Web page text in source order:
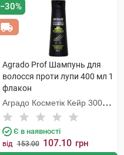
−30%
Agrado Prof Шампунь для
волосся проти лупи 400 мл 1
флакон
Аградо Косметік Кейр 3000
С.Л.У.
Є в наявності
від 153.00 107.10 грн